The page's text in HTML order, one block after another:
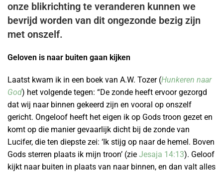
onze blikrichting te veranderen kunnen we
bevrijd worden van dit ongezonde bezig zijn
met onszelf.
Geloven is naar buiten gaan kijken
Laatst kwam ik in een boek van A.W. Tozer (Hunkeren naar
God) het volgende tegen: “De zonde heeft ervoor gezorgd
dat wij naar binnen gekeerd zijn en vooral op onszelf
gericht. Ongeloof heeft het eigen ik op Gods troon gezet en
komt op die manier gevaarlijk dicht bij de zonde van
Lucifer, die ten diepste zei: ‘Ik stijg op naar de hemel. Boven
Gods sterren plaats ik mijn troon’ (zie Jesaja 14:13). Geloof
kijkt naar buiten in plaats van naar binnen, en dan valt alles